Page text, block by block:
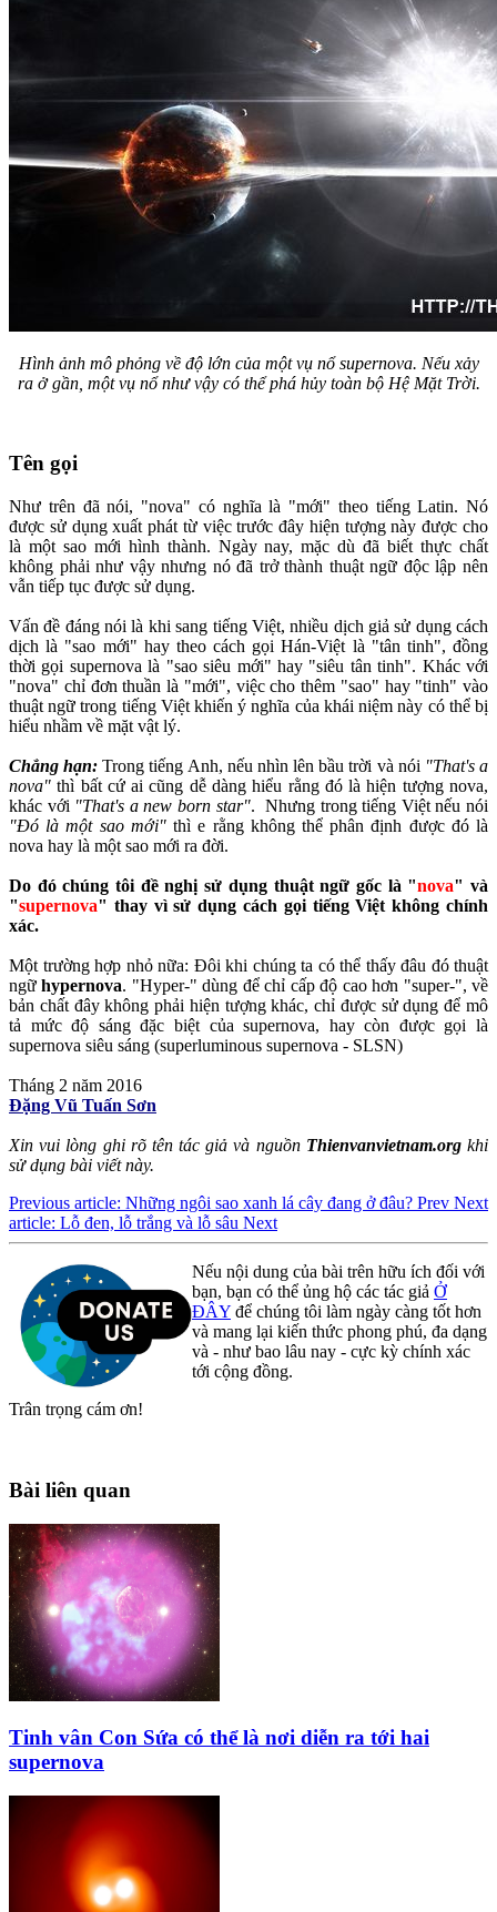
Hình ảnh mô phỏng về độ lớn của một vụ nổ supernova. Nếu xảy
ra ở gần, một vụ nổ như vậy có thể phá hủy toàn bộ Hệ Mặt Trời.
Tên gọi
Như trên đã nói, "nova" có nghĩa là "mới" theo tiếng Latin. Nó
được sử dụng xuất phát từ việc trước đây hiện tượng này được cho
là một sao mới hình thành. Ngày nay, mặc dù đã biết thực chất
không phải như vậy nhưng nó đã trở thành thuật ngữ độc lập nên
vẫn tiếp tục được sử dụng.
Vấn đề đáng nói là khi sang tiếng Việt, nhiều dịch giả sử dụng cách
dịch là "sao mới" hay theo cách gọi Hán-Việt là "tân tinh", đồng
thời gọi supernova là "sao siêu mới" hay "siêu tân tinh". Khác với
"nova" chỉ đơn thuần là "mới", việc cho thêm "sao" hay "tinh" vào
thuật ngữ trong tiếng Việt khiến ý nghĩa của khái niệm này có thể bị
hiểu nhầm về mặt vật lý.
Chẳng hạn: Trong tiếng Anh, nếu nhìn lên bầu trời và nói "That's a
nova" thì bất cứ ai cũng dễ dàng hiểu rằng đó là hiện tượng nova,
khác với "That's a new born star". Nhưng trong tiếng Việt nếu nói
"Đó là một sao mới"thì e rằng không thể phân định được đó là
nova hay là một sao mới ra đời.
Do đó chúng tôi đề nghị sử dụng thuật ngữ gốc là "nova" và
"supernova" thay vì sử dụng cách gọi tiếng Việt không chính
xác.
Một trường hợp nhỏ nữa: Đôi khi chúng ta có thể thấy đâu đó thuật
ngữhypernova. "Hyper-" dùng để chỉ cấp độ cao hơn "super-", về
bản chất đây không phải hiện tượng khác, chỉ được sử dụng để mô
tả mức độ sáng đặc biệt của supernova, hay còn được gọi là
supernova siêu sáng (superluminous supernova - SLSN)
Tháng 2 năm 2016
Đặng Vũ Tuấn Sơn
Xin vui lòng ghi rõ tên tác giả và nguồn Thienvanvietnam.orgkhi
sử dụng bài viết này.
Previous article: Những ngôi sao xanh lá cây đang ở đâu? Prev Next
article: Lỗ đen, lỗ trắng và lỗ sâu Next
Nếu nội dung của bài trên hữu ích đối với
bạn, bạn có thể ủng hộ các tác giả Ở
ĐÂY để chúng tôi làm ngày càng tốt hơn
và mang lại kiến thức phong phú, đa dạng
và - như bao lâu nay - cực kỳ chính xác
tới cộng đồng.
Trân trọng cám ơn!
Bài liên quan
Tinh vân Con Sứa có thể là nơi diễn ra tới hai
supernova